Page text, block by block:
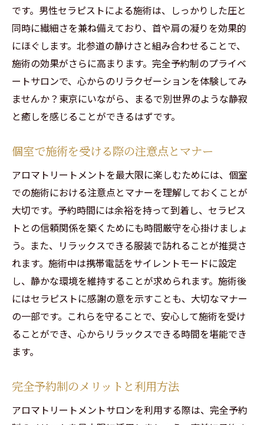
です。男性セラピストによる施術は、しっかりした圧と
同時に繊細さを兼ね備えており、首や肩の凝りを効果的
にほぐします。北参道の静けさと組み合わせることで、
施術の効果がさらに高まります。完全予約制のプライベ
ートサロンで、心からのリラクゼーションを体験してみ
ませんか？東京にいながら、まるで別世界のような静寂
と癒しを感じることができるはずです。
個室で施術を受ける際の注意点とマナー
アロマトリートメントを最大限に楽しむためには、個室
での施術における注意点とマナーを理解しておくことが
大切です。予約時間には余裕を持って到着し、セラピス
トとの信頼関係を築くためにも時間厳守を心掛けましょ
う。また、リラックスできる服装で訪れることが推奨さ
れます。施術中は携帯電話をサイレントモードに設定
し、静かな環境を維持することが求められます。施術後
にはセラピストに感謝の意を示すことも、大切なマナー
の一部です。これらを守ることで、安心して施術を受け
ることができ、心からリラックスできる時間を堪能でき
ます。
完全予約制のメリットと利用方法
アロマトリートメントサロンを利用する際は、完全予約